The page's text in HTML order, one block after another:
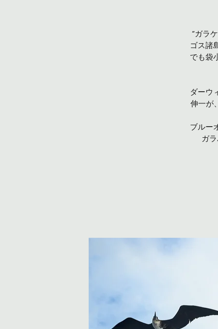
“ガラ
ゴス諸
でも袋
ダーウ
伸一が
ブルー
ガ